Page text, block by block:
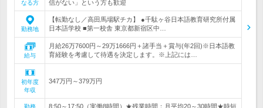
なる方 信がない」という方も歓迎
勤務地
【転勤なし／高田馬場駅チカ】 ●千駄ヶ谷日本語教育研究所付属
日本語学校 ■第一校舎 東京都新宿区中…
給与
月給26万7600円～29万1666円＋諸手当＋賞与(年2回)※日本語教
育経験を考慮して待遇を決定します。※上記には…
初年度
年収
347万円～379万円
勤務
8:50～17:50（実働8時間）★残業時間：月平均20～30時間★時短